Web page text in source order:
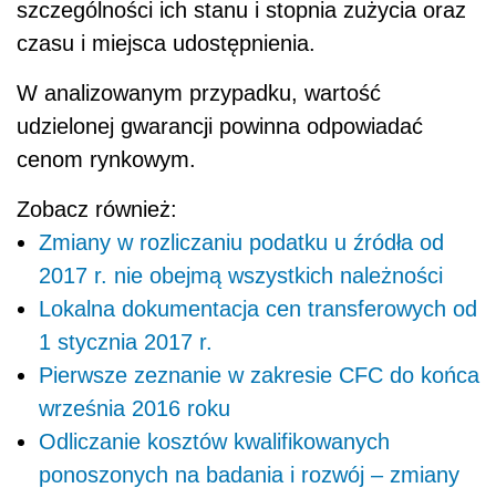
szczególności ich stanu i stopnia zużycia oraz
czasu i miejsca udostępnienia.
W analizowanym przypadku, wartość
udzielonej gwarancji powinna odpowiadać
cenom rynkowym.
Zobacz również:
Zmiany w rozliczaniu podatku u źródła od
2017 r. nie obejmą wszystkich należności
Lokalna dokumentacja cen transferowych od
1 stycznia 2017 r.
Pierwsze zeznanie w zakresie CFC do końca
września 2016 roku
Odliczanie kosztów kwalifikowanych
ponoszonych na badania i rozwój – zmiany